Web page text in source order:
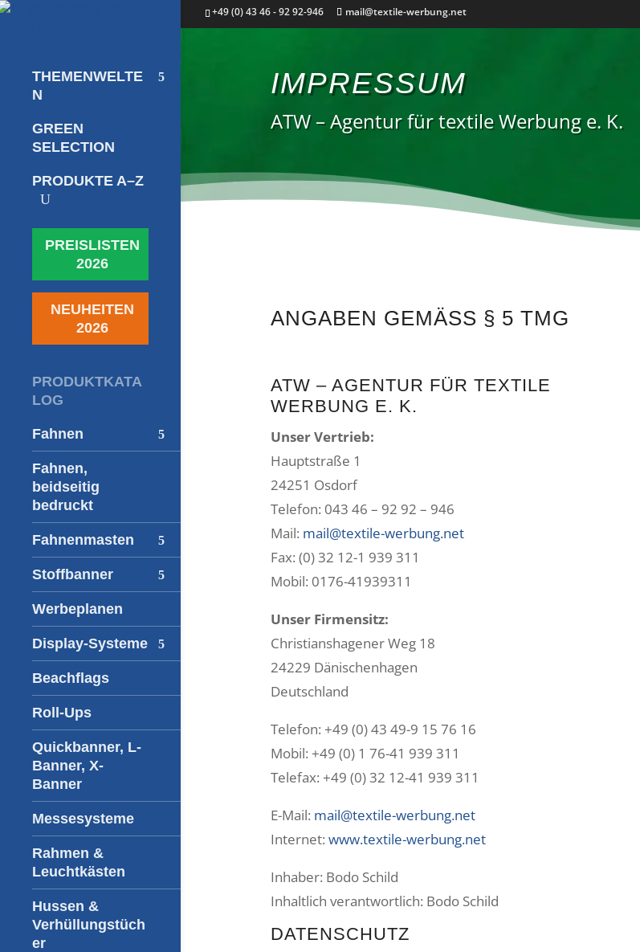
+49 (0) 43 46 - 92 92-946 mail@textile-werbung.net
THEMENWELTE
N
GREEN
SELECTION
PRODUKTE A–Z
U
PREISLISTEN
2026
NEUHEITEN
2026
PRODUKTKATA
LOG
Fahnen
Fahnen,
beidseitig
bedruckt
Fahnenmasten
Stoffbanner
Werbeplanen
Display-Systeme
Beachflags
Roll-Ups
Quickbanner, L-
Banner, X-
Banner
Messesysteme
Rahmen &
Leuchtkästen
Hussen &
Verhüllungstüch
er
IMPRESSUM
ATW – Agentur für textile Werbung e. K.
ANGABEN GEMÄSS § 5 TMG
ATW – AGENTUR FÜR TEXTILE
WERBUNG E. K.
Unser Vertrieb:
Hauptstraße 1
24251 Osdorf
Telefon: 043 46 – 92 92 – 946
Mail: mail@textile-werbung.net
Fax: (0) 32 12-1 939 311
Mobil: 0176-41939311
Unser Firmensitz:
Christianshagener Weg 18
24229 Dänischenhagen
Deutschland
Telefon: +49 (0) 43 49-9 15 76 16
Mobil: +49 (0) 1 76-41 939 311
Telefax: +49 (0) 32 12-41 939 311
E-Mail: mail@textile-werbung.net
Internet: www.textile-werbung.net
Inhaber: Bodo Schild
Inhaltlich verantwortlich: Bodo Schild
DATENSCHUTZ